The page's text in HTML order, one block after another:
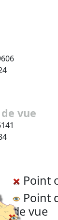
vue
Point
Point
de vue